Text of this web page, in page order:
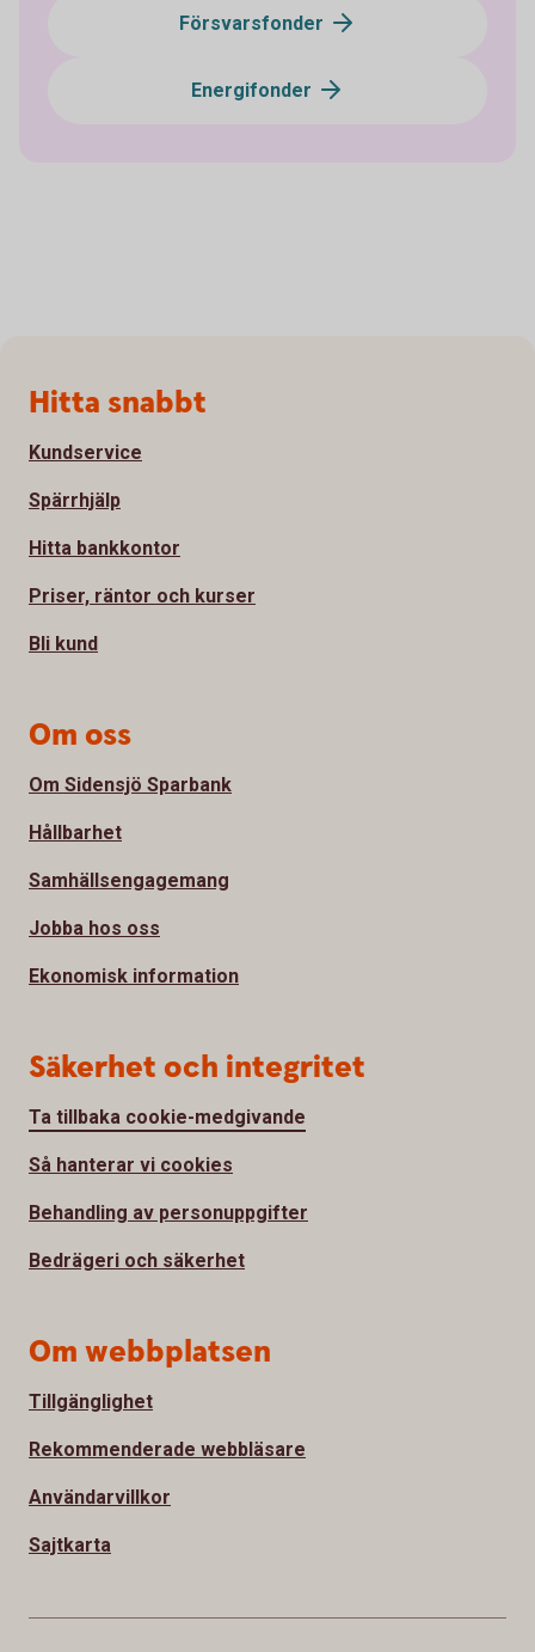
Försvarsfonder
Energifonder
Sidfot
Hitta snabbt
Kundservice
Spärrhjälp
Hitta bankkontor
Priser, räntor och kurser
Bli kund
Om oss
Om Sidensjö Sparbank
Hållbarhet
Samhällsengagemang
Jobba hos oss
Ekonomisk information
Säkerhet och integritet
Ta tillbaka cookie-medgivande
Så hanterar vi cookies
Behandling av personuppgifter
Bedrägeri och säkerhet
Om webbplatsen
Tillgänglighet
Rekommenderade webbläsare
Användarvillkor
Sajtkarta